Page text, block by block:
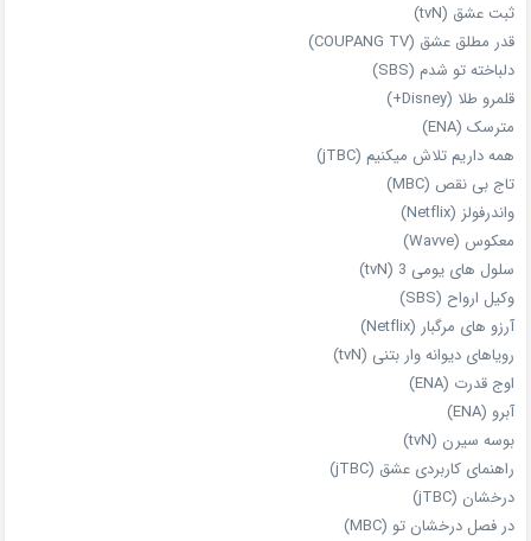
ثبت عشق (tvN)
قدر مطلق عشق (COUPANG TV)
دلباخته تو شدم (SBS)
قلمرو طلا (Disney+)
مترسک (ENA)
همه داریم تلاش میکنیم (jTBC)
تاج بی‌ نقص (MBC)
واندرفولز (Netflix)
معکوس (Wavve)
سلول های یومی 3 (tvN)
وکیل ارواح (SBS)
آرزو های مرگبار (Netflix)
رویاهای دیوانه‌ وار بتنی (tvN)
اوج قدرت (ENA)
آبرو (ENA)
بوسه سیرن (tvN)
راهنمای کاربردی عشق (jTBC)
درخشان (jTBC)
در فصل درخشان تو (MBC)